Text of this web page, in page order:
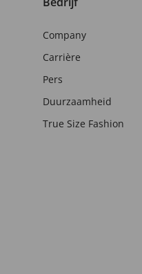
Company
Carrière
Pers
Duurzaamheid
True Size Fashion